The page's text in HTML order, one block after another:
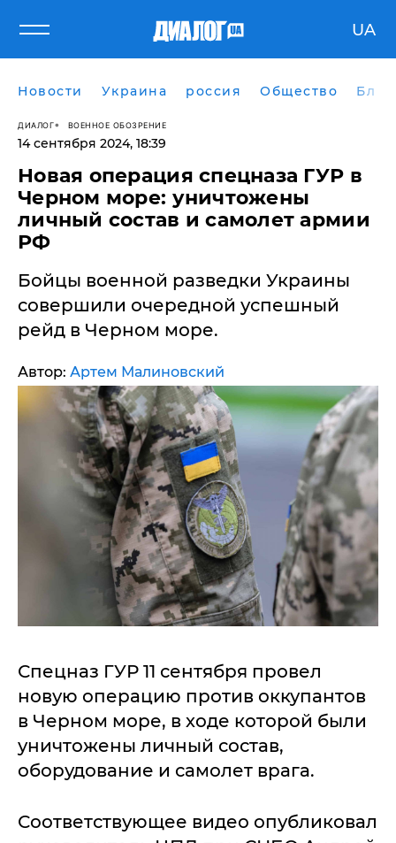
UA
Новости Украина россия Общество
ДИАЛОГ ВОЕННОЕ ОБОЗРЕНИЕ
14 сентября 2024, 18:39
Новая операция спецназа ГУР в
Черном море: уничтожены
личный состав и самолет армии
РФ
Бойцы военной разведки Украины
совершили очередной успешный
рейд в Черном море.
Автор: Артем Малиновский
Спецназ ГУР 11 сентября провел
новую операцию против оккупантов
в Черном море, в ходе которой были
уничтожены личный состав,
оборудование и самолет врага.
Соответствующее видео опубликовал